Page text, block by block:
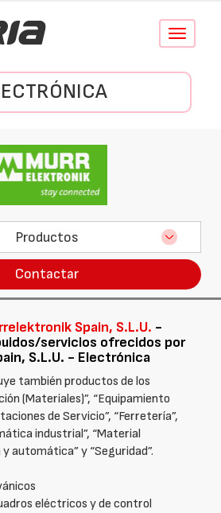
Conmutar
Productos
Contactar
Spain, S.L.U. -
servicios ofrecidos por
S.L.U. - Electrónica
también productos de los
(Materiales)”, “Equipamiento
de Servicio”, “Ferretería”,
industrial”, “Material
automática” y “Seguridad”.
eléctricos y de control